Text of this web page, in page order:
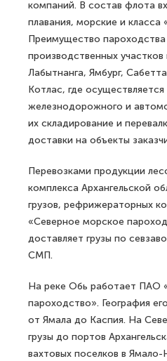
компаний. В состав флота
плавания, морские и класса
Преимущество
производственных участков
Лабытнанга, Ямбург,
Котлас, где
железнодорожного и
их складирование и
доставки на объекты
Перевозками продукции
комплекса Архангельской
грузов, рефрижераторных
«Северное морское
доставляет грузы по
СМП.
На реке Обь работает ПАО
пароходство». География
от Ямала до Каспия. На
грузы до портов
вахтовых поселков в